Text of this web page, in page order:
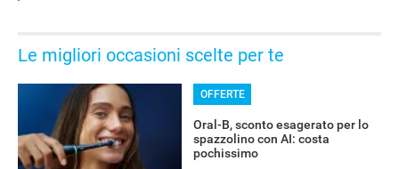
Le migliori occasioni scelte per te
OFFERTE
Oral-B, sconto esagerato per lo
spazzolino con AI: costa
pochissimo